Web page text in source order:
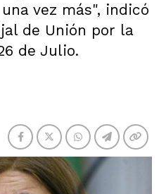
vez más", indicó
de Unión por la
de Julio.